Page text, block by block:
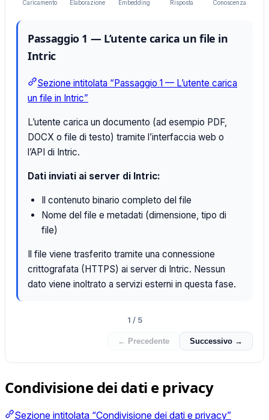
Caricamento Elaborazione Embedding Risposta Conoscenza
Passaggio 1 — L’utente carica un file in
Intric
Sezione intitolata “Passaggio 1 — L’utente carica
un file in Intric”
L’utente carica un documento (ad esempio PDF,
DOCX o file di testo) tramite l’interfaccia web o
l’API di Intric.
Dati inviati ai server di Intric:
Il contenuto binario completo del file
Nome del file e metadati (dimensione, tipo di
file)
Il file viene trasferito tramite una connessione
crittografata (HTTPS) ai server di Intric. Nessun
dato viene inoltrato a servizi esterni in questa fase.
1 / 5
← Precedente Successivo →
Condivisione dei dati e privacy
Sezione intitolata “Condivisione dei dati e privacy”